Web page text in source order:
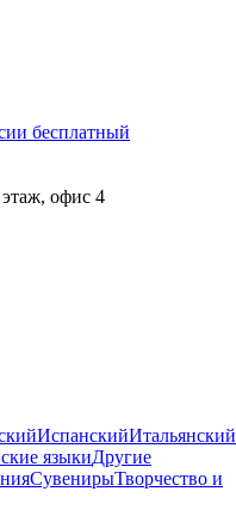
бесплатный
офис 4
ИспанскийИтальянский
языкиДругие
СувенирыТворчество и